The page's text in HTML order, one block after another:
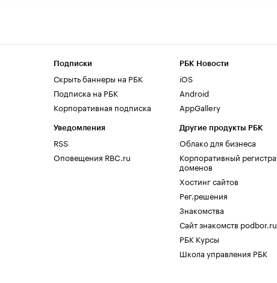
Подписки
Скрыть баннеры на РБК
Подписка на РБК
Корпоративная подписка
Уведомления
RSS
Оповещения RBC.ru
РБК Новости
iOS
Android
AppGallery
Другие продукты РБК
Облако для бизнеса
Корпоративный
доменов
Хостинг сайтов
Рег.решения
Знакомства
Сайт знакомств podbor.ru
РБК Курсы
Школа управления РБК